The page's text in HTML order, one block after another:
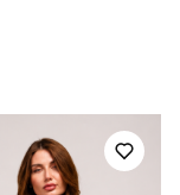
повсякденний